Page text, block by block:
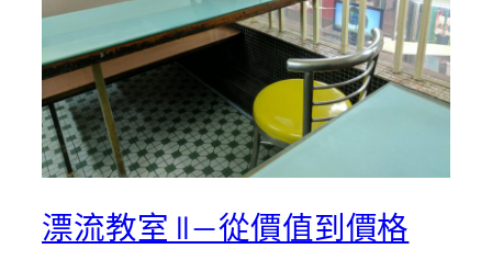
漂流教室 II — 從價值到價格